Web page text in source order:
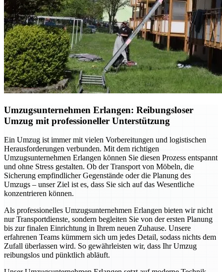
Umzugsunternehmen Erlangen: Reibungsloser
Umzug mit professioneller Unterstützung
Ein Umzug ist immer mit vielen Vorbereitungen und logistischen
Herausforderungen verbunden. Mit dem richtigen
Umzugsunternehmen Erlangen können Sie diesen Prozess entspannt
und ohne Stress gestalten. Ob der Transport von Möbeln, die
Sicherung empfindlicher Gegenstände oder die Planung des
Umzugs – unser Ziel ist es, dass Sie sich auf das Wesentliche
konzentrieren können.
Als professionelles Umzugsunternehmen Erlangen bieten wir nicht
nur Transportdienste, sondern begleiten Sie von der ersten Planung
bis zur finalen Einrichtung in Ihrem neuen Zuhause. Unsere
erfahrenen Teams kümmern sich um jedes Detail, sodass nichts dem
Zufall überlassen wird. So gewährleisten wir, dass Ihr Umzug
reibungslos und pünktlich abläuft.